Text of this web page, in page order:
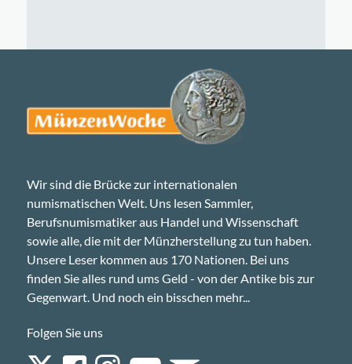
Wir sind die Brücke zur internationalen
numismatischen Welt. Uns lesen Sammler,
Berufsnumismatiker aus Handel und Wissenschaft
sowie alle, die mit der Münzherstellung zu tun haben.
Unsere Leser kommen aus 170 Nationen. Bei uns
finden Sie alles rund ums Geld - von der Antike bis zur
Gegenwart. Und noch ein bisschen mehr...
Folgen Sie uns